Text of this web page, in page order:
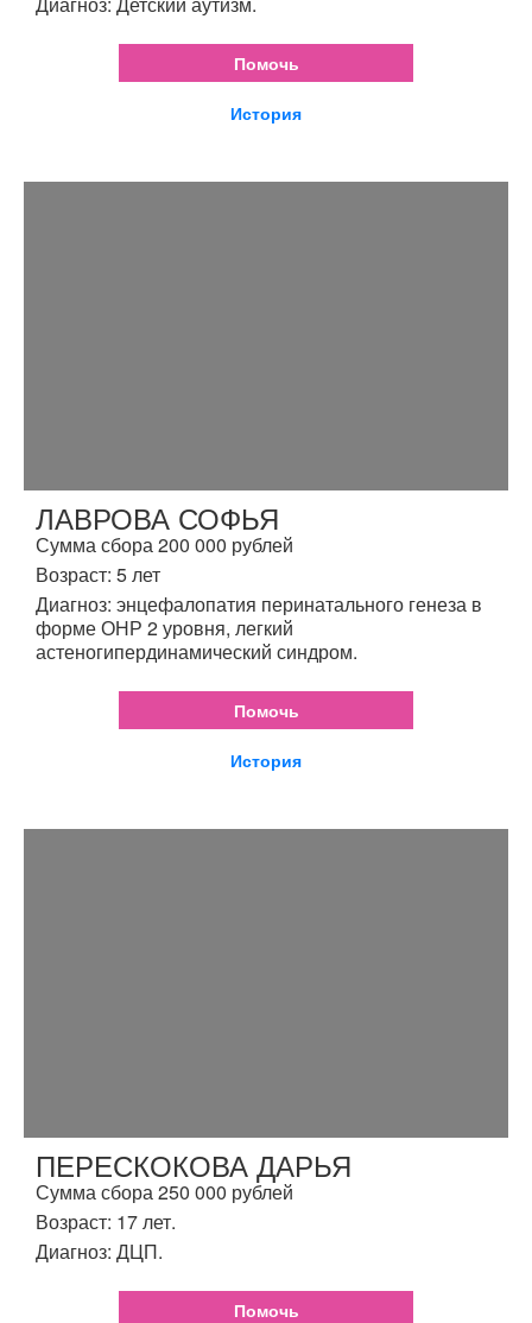
Помочь
История
ЛАВРОВА СОФЬЯ
Сумма сбора 200 000 рублей
Возраст: 5 лет
Диагноз: энцефалопатия перинатального генеза в
форме ОНР 2 уровня, легкий
астеногипердинамический синдром.
Помочь
История
ПЕРЕСКОКОВА ДАРЬЯ
Сумма сбора 250 000 рублей
Возраст: 17 лет.
Диагноз: ДЦП.
Помочь